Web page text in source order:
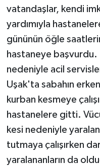
vatandaşlar, kendi
yardımıyla
gününün öğle
hastaneye başvurdu.
nedeniyle acil
Uşak'ta sabahın
kurban kesmeye
hastanelere gitti.
kesi nedeniyle
tutmaya çalışırken
yaralananların da